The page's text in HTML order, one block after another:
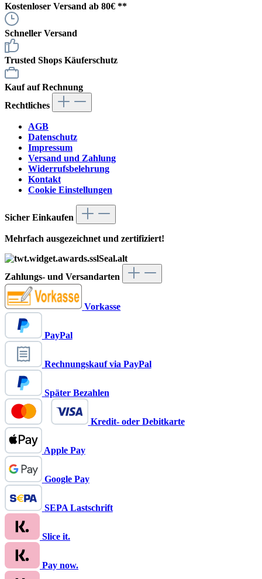
Kostenloser Versand ab 80€ **
Schneller Versand
Trusted Shops Käuferschutz
Kauf auf Rechnung
Rechtliches
AGB
Datenschutz
Impressum
Versand und Zahlung
Widerrufsbelehrung
Kontakt
Cookie Einstellungen
Sicher Einkaufen
Mehrfach ausgezeichnet und zertifiziert!
Zahlungs- und Versandarten
Vorkasse
PayPal
Rechnungskauf via PayPal
Später Bezahlen
Kredit- oder Debitkarte
Apple Pay
Google Pay
SEPA Lastschrift
Slice it.
Pay now.